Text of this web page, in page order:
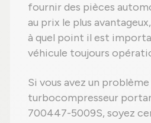
fournir des pièces
au prix le plus
à quel point il est
véhicule toujours
Si vous avez un
turbocompresseur
700447-5009S, soyez